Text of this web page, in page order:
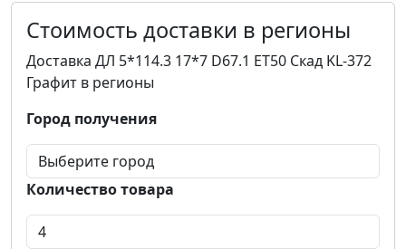
Стоимость доставки в регионы
Доставка ДЛ 5*114.3 17*7 D67.1 ET50 Скад KL-372
Графит в регионы
Город получения
Количество товара